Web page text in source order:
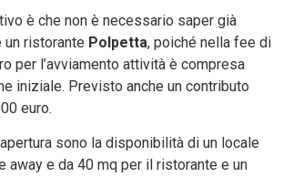
è che non è necessario saper già
un ristorante Polpetta, poiché nella fee di
per l’avviamento attività è compresa
iniziale. Previsto anche un contributo
euro.
sono la disponibilità di un locale
away e da 40 mq per il ristorante e un